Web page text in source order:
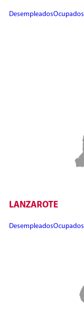
DesempleadosOcupados
LANZAROTE
DesempleadosOcupados